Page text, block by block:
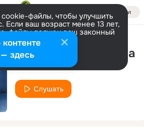
Войти
файлы, чтобы улучшить
Если ваш возраст менее 13 лет,
файлы должен ваш законный
Больше информации
Настроить
Плакали два ангела
NINA
Слушать
здесь